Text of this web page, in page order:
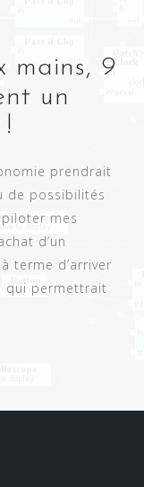
mains, 9
un
prendrait
de possibilités
mes
d’un
terme d’arriver
qui permettrait